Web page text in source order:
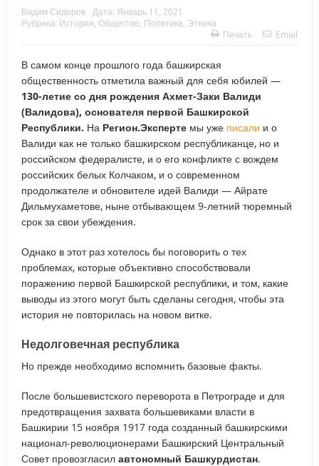
Вадим Сидоров Дата: Январь 11, 2021
Рубрика: История Общество Политика Этника
Печать
Email
В самом конце прошлого года башкирская
общественность отметила важный для себя юбилей —
130-летие со дня рождения Ахмет-Заки Валиди
(Валидова), основателя первой Башкирской
Республики. На Регион.Экспертемы уже писали и о
Валиди как не только башкирском республиканце, но и
российском федералисте, и о его конфликте с вождем
российских белых Колчаком, и о современном
продолжателе и обновителе идей Валиди — Айрате
Дильмухаметове, ныне отбывающем 9-летний тюремный
срок за свои убеждения.
Однако в этот раз хотелось бы поговорить о тех
проблемах, которые объективно способствовали
поражению первой Башкирской республики, и том, какие
выводы из этого могут быть сделаны сегодня, чтобы эта
история не повторилась на новом витке.
Недолговечная республика
Но прежде необходимо вспомнить базовые факты.
После большевистского переворота в Петрограде и для
предотвращения захвата большевиками власти в
Башкирии 15 ноября 1917 года созданный башкирскими
национал-революционерами Башкирский Центральный
Совет провозгласил автономный Башкурдистан.